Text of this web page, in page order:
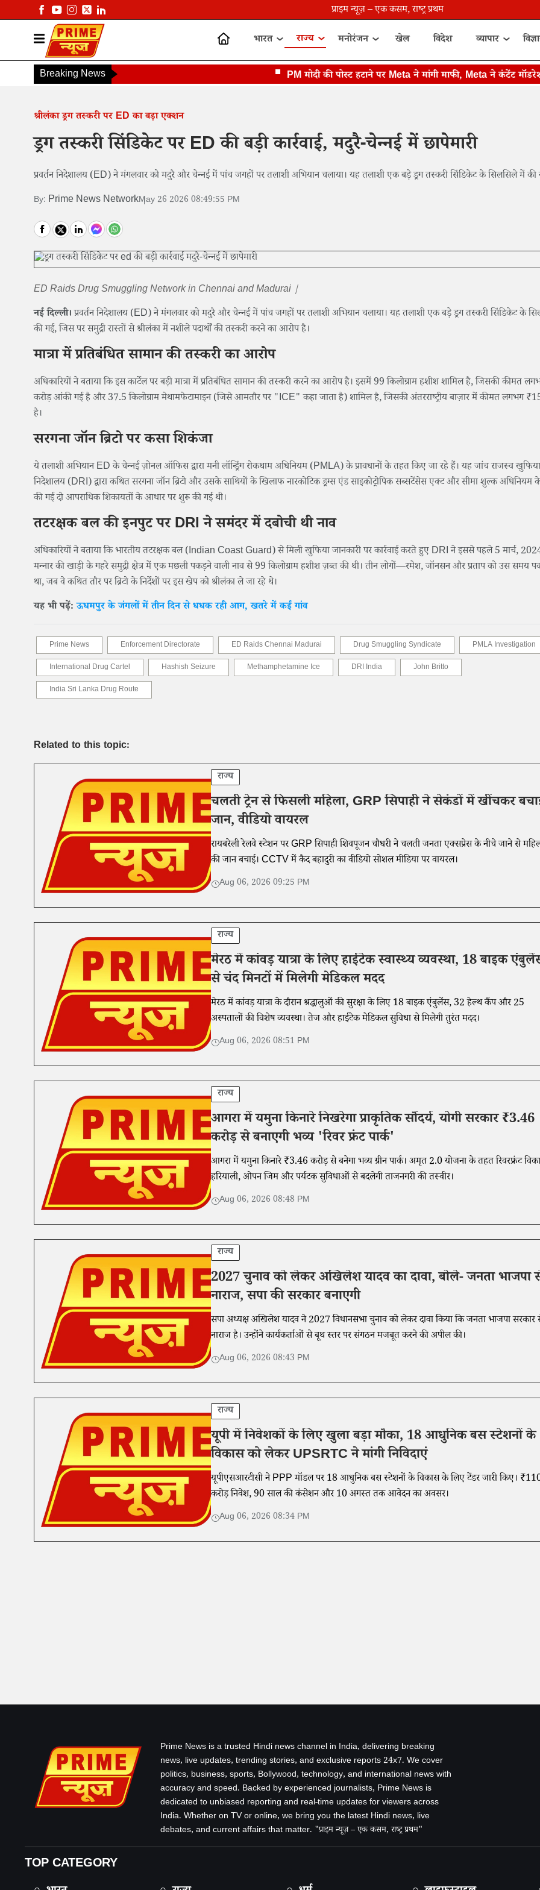
प्राइम न्यूज़ – एक कसम, राष्ट्र प्रथम
भारत राज्य मनोरंजन खेल विदेश व्यापार
Breaking News PM मोदी की पोस्ट हटाने पर Meta ने मांगी माफी, Meta ने कंटेंट मॉडरेशन
श्रीलंका ड्रग तस्करी पर ED का बड़ा एक्शन
ड्रग तस्करी सिंडिकेट पर ED की बड़ी कार्रवाई, मदुरै-चेन्नई में छापेमारी
प्रवर्तन निदेशालय (ED) ने मंगलवार को मदुरै और चेन्नई में पांच जगहों पर तलाशी अभियान चलाया। यह तलाशी एक बड़े ड्रग तस्करी सिंडिकेट के सिलसिले में की
By: Prime News NetworkMay 26 2026 08:49:55 PM
ED Raids Drug Smuggling Network in Chennai and Madurai |
नई दिल्ली।प्रवर्तन निदेशालय (ED) ने मंगलवार को मदुरै और चेन्नई में पांच जगहों पर तलाशी अभियान चलाया। यह तलाशी एक बड़े ड्रग तस्करी सिंडिकेट के
की गई, जिस पर समुद्री रास्तों से श्रीलंका में नशीले पदार्थों की तस्करी करने का आरोप है।
मात्रा में प्रतिबंधित सामान की तस्करी का आरोप
अधिकारियों ने बताया कि इस कार्टेल पर बड़ी मात्रा में प्रतिबंधित सामान की तस्करी करने का आरोप है। इसमें 99 किलोग्राम हशीश शामिल है, जिसकी कीमत
करोड़ आंकी गई है और 37.5 किलोग्राम मेथामफेटामाइन (जिसे आमतौर पर "ICE" कहा जाता है) शामिल है, जिसकी अंतरराष्ट्रीय बाज़ार में कीमत लगभग
है।
सरगना जॉन ब्रिटो पर कसा शिकंजा
ये तलाशी अभियान ED के चेन्नई ज़ोनल ऑफिस द्वारा मनी लॉन्ड्रिंग रोकथाम अधिनियम (PMLA) के प्रावधानों के तहत किए जा रहे हैं। यह जांच राजस्व खुफिया
निदेशालय (DRI) द्वारा कथित सरगना जॉन ब्रिटो और उसके साथियों के खिलाफ नारकोटिक ड्रग्स एंड साइकोट्रोपिक सब्सटेंसेस एक्ट और सीमा शुल्क अधिनियम
की गई दो आपराधिक शिकायतों के आधार पर शुरू की गई थी।
तटरक्षक बल की इनपुट पर DRI ने समंदर में दबोची थी नाव
अधिकारियों ने बताया कि भारतीय तटरक्षक बल (Indian Coast Guard) से मिली खुफिया जानकारी पर कार्रवाई करते हुए DRI ने इससे पहले 5 मार्च,
मन्नार की खाड़ी के गहरे समुद्री क्षेत्र में एक मछली पकड़ने वाली नाव से 99 किलोग्राम हशीश ज़ब्त की थी। तीन लोगों—रमेश, जॉनसन और प्रताप को उस समय
था, जब वे कथित तौर पर ब्रिटो के निर्देशों पर इस खेप को श्रीलंका ले जा रहे थे।
यह भी पढ़ें:ऊधमपुर के जंगलों में तीन दिन से धधक रही आग, खतरे में कई गांव
Prime News Enforcement Directorate ED Raids Chennai Madurai Drug Smuggling Syndicate
PMLA Investigation
International Drug Cartel
Hashish Seizure Methamphetamine Ice DRI India
John Britto
India Sri Lanka Drug Route
Related to this topic:
राज्य
चलती ट्रेन से फिसली महिला, GRP सिपाही ने सेकंडों में खींचकर
जान, वीडियो वायरल
रायबरेली रेलवे स्टेशन पर GRP सिपाही शिवपूजन चौधरी ने चलती जनता एक्सप्रेस के नीचे जाने से
की जान बचाई। CCTV में कैद बहादुरी का वीडियो सोशल मीडिया पर वायरल।
Aug 06, 2026 09:25 PM
राज्य
मेरठ में कांवड़ यात्रा के लिए हाईटेक स्वास्थ्य व्यवस्था, 18 बाइक
से चंद मिनटों में मिलेगी मेडिकल मदद
मेरठ में कांवड़ यात्रा के दौरान श्रद्धालुओं की सुरक्षा के लिए 18 बाइक एंबुलेंस, 32 हेल्थ कैंप और 25
अस्पतालों की विशेष व्यवस्था। तेज और हाईटेक मेडिकल सुविधा से मिलेगी तुरंत मदद।
Aug 06, 2026 08:51 PM
राज्य
आगरा में यमुना किनारे निखरेगा प्राकृतिक सौंदर्य, योगी सरकार ₹3.46
करोड़ से बनाएगी भव्य 'रिवर फ्रंट पार्क'
आगरा में यमुना किनारे ₹3.46 करोड़ से बनेगा भव्य ग्रीन पार्क। अमृत 2.0 योजना के तहत रिवरफ्रंट
हरियाली, ओपन जिम और पर्यटक सुविधाओं से बदलेगी ताजनगरी की तस्वीर।
Aug 06, 2026 08:48 PM
राज्य
2027 चुनाव को लेकर अखिलेश यादव का दावा, बोले- जनता भाजपा
नाराज, सपा की सरकार बनाएगी
सपा अध्यक्ष अखिलेश यादव ने 2027 विधानसभा चुनाव को लेकर दावा किया कि जनता भाजपा सरकार
नाराज है। उन्होंने कार्यकर्ताओं से बूथ स्तर पर संगठन मजबूत करने की अपील की।
Aug 06, 2026 08:43 PM
राज्य
यूपी में निवेशकों के लिए खुला बड़ा मौका, 18 आधुनिक बस स्टेशनों के
विकास को लेकर UPSRTC ने मांगी निविदाएं
यूपीएसआरटीसी ने PPP मॉडल पर 18 आधुनिक बस स्टेशनों के विकास के लिए टेंडर जारी किए।
करोड़ निवेश, 90 साल की कंसेशन और 10 अगस्त तक आवेदन का अवसर।
Aug 06, 2026 08:34 PM
Prime News is a trusted Hindi news channel in India, delivering breaking
news, live updates, trending stories, and exclusive reports 24x7. We cover
politics, business, sports, Bollywood, technology, and international news with
accuracy and speed. Backed by experienced journalists, Prime News is
dedicated to unbiased reporting and real-time updates for viewers across
India. Whether on TV or online, we bring you the latest Hindi news, live
debates, and current affairs that matter. "प्राइम न्यूज़ – एक कसम, राष्ट्र प्रथम"
TOP CATEGORY